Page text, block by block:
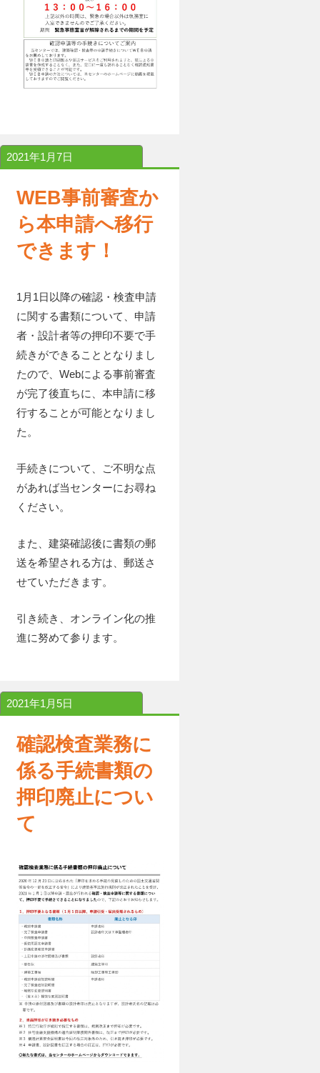
2021年1月7日
WEB事前審査か
ら本申請へ移行
できます！
1月1日以降の確認・検査申請
に関する書類について、申請
者・設計者等の押印不要で手
続きができることとなりまし
たので、Webによる事前審査
が完了後直ちに、本申請に移
行することが可能となりまし
た。
手続きについて、ご不明な点
があれば当センターにお尋ね
ください。
また、建築確認後に書類の郵
送を希望される方は、郵送さ
せていただきます。
引き続き、オンライン化の推
進に努めて参ります。
2021年1月5日
確認検査業務に
係る手続書類の
押印廃止につい
て